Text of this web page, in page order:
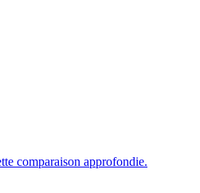
comparaison approfondie.